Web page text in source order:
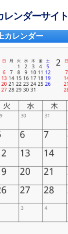
レンダーサイト
カレンダー